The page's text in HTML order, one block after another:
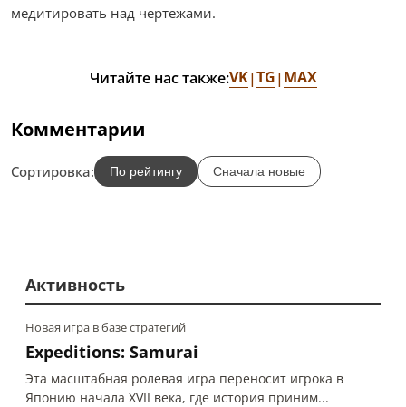
медитировать над чертежами.
Читайте нас также:VK|TG|MAX
Комментарии
Сортировка: По рейтингу Сначала новые
Активность
Новая игра в базе стратегий
Expeditions: Samurai
Эта масштабная ролевая игра переносит игрока в
Японию начала XVII века, где история приним...